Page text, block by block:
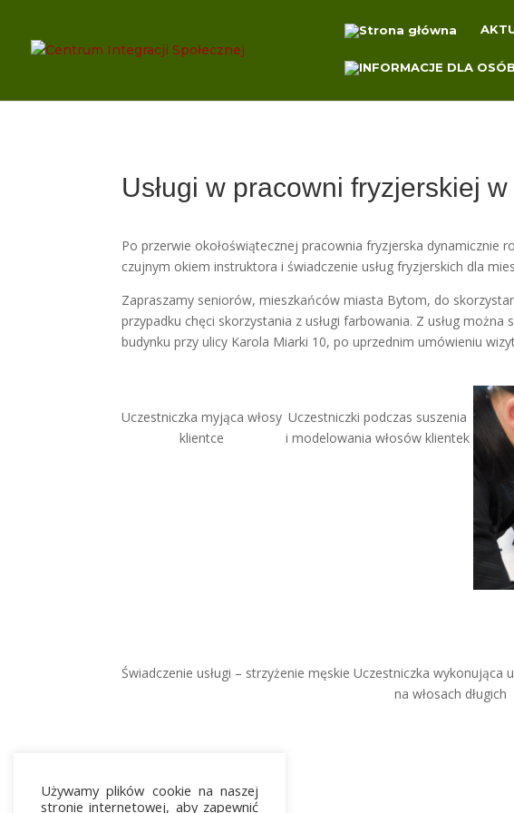
Usługi w pracowni fryzjerskiej
Po przerwie okołoświątecznej pracownia fryzjerska dynamicznie
czujnym okiem instruktora i świadczenie usług fryzjerskich dla
Zapraszamy seniorów, mieszkańców miasta Bytom, do
przypadku chęci skorzystania z usługi farbowania. Z usług
budynku przy ulicy Karola Miarki 10, po uprzednim umówieniu
Uczestniczka myjąca włosy
klientce
Uczestniczki podczas suszenia
i modelowania włosów klientek
Świadczenie usługi – strzyżenie męskie Uczestniczka wykonująca
na włosach długich
Używamy plików cookie na naszej
stronie internetowej, aby zapewnić